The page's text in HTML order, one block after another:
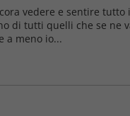
vedere e sentire
di tutti quelli che se
a meno io...